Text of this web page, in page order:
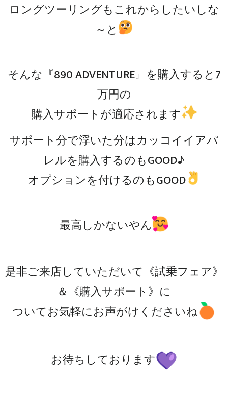
ロングツーリングもこれからしたいしな
～と
そんな『890 ADVENTURE』を購入すると7
万円の
購入サポートが適応されます
サポート分で浮いた分はカッコイイアパ
レルを購入するのもGOOD♪
オプションを付けるのもGOOD
最高しかないやん
是非ご来店していただいて《試乗フェア》
＆《購入サポート》に
ついてお気軽にお声がけくださいね
お待ちしております